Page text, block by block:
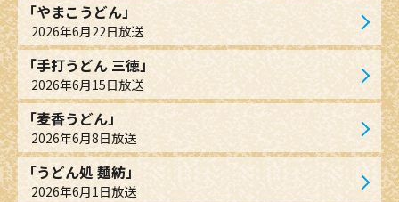
「やまこうどん」
2026年6月22日放送
「手打うどん 三徳」
2026年6月15日放送
「麦香うどん」
2026年6月8日放送
「うどん処 麺紡」
2026年6月1日放送